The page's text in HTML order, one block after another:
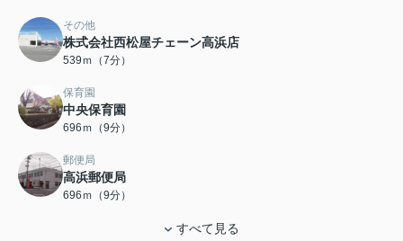
その他
株式会社西松屋チェーン高浜店
539ｍ（7分）
保育園
中央保育園
696ｍ（9分）
郵便局
高浜郵便局
696ｍ（9分）
すべて見る